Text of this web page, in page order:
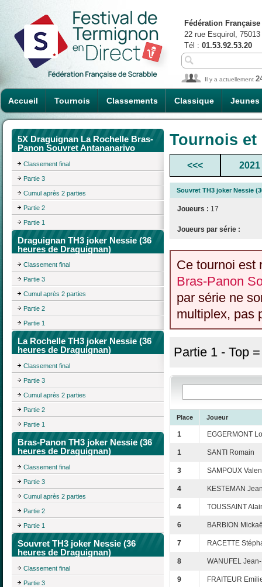
Accueil Tournois Classements Classique Jeunes
Fédération
22 rue Esquirol,
Tél : 01.53.92.53.20
Il y a actuellement
5X Draguignan La Rochelle Bras-
Panon Souvret Antananarivo
Classement final
Partie 3
Cumul après 2 parties
Partie 2
Partie 1
Draguignan TH3 joker Nessie (36
heures de Draguignan)
Classement final
Partie 3
Cumul après 2 parties
Partie 2
Partie 1
La Rochelle TH3 joker Nessie (36
heures de Draguignan)
Classement final
Partie 3
Cumul après 2 parties
Partie 2
Partie 1
Bras-Panon TH3 joker Nessie (36
heures de Draguignan)
Classement final
Partie 3
Cumul après 2 parties
Partie 2
Partie 1
Souvret TH3 joker Nessie (36
heures de Draguignan)
Classement final
Partie 3
Tournois
<<< 2021
Souvret TH3 joker Nessie
Joueurs : 17
Joueurs par série :
Ce tournoi est
Bras-Panon
par série ne
multiplex, pas
Partie 1 - Top
Place Joueur
1 EGGERMONT
1 SANTI Romain
3 SAMPOUX
4 KESTEMAN
4 TOUSSAINT
6 BARBION
7 RACETTE
8 WANUFEL
9 FRAITEUR